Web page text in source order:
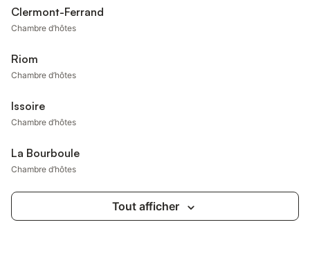
Clermont-Ferrand
Chambre d’hôtes
Riom
Chambre d’hôtes
Issoire
Chambre d’hôtes
La Bourboule
Chambre d’hôtes
Tout afficher